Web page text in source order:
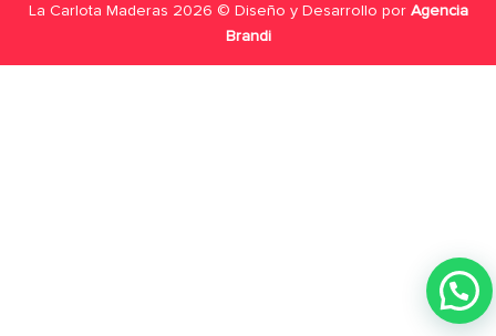
La Carlota Maderas 2026 © Diseño y Desarrollo por Agencia
Brandi